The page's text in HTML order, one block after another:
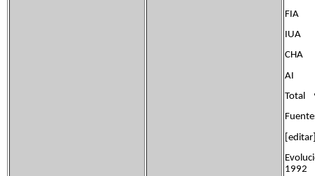
1992